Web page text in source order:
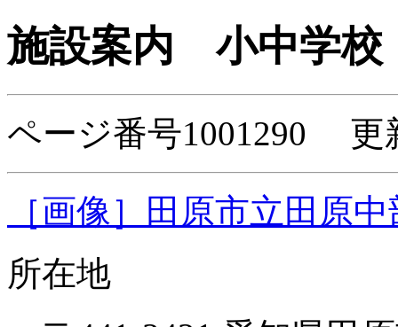
施設案内小中学校
ページ番号1001290 更
［画像］田原市立田原
所在地